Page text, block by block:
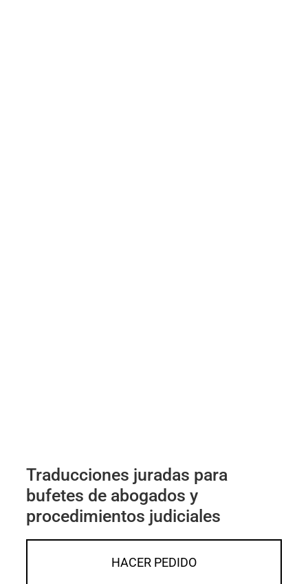
Traducciones juradas para
bufetes de abogados y
procedimientos judiciales
HACER PEDIDO